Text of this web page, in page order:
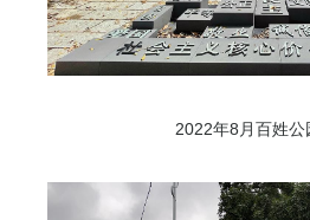
2022年8月百姓公